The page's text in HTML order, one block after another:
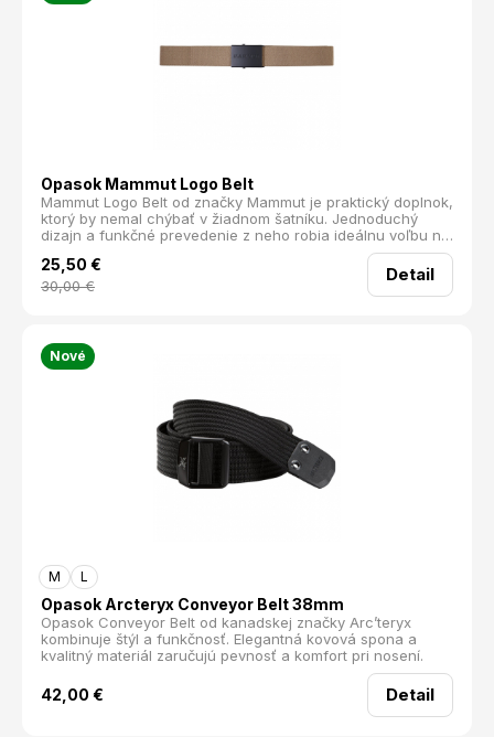
Opasok Mammut Logo Belt
Mammut Logo Belt od značky Mammut je praktický doplnok,
ktorý by nemal chýbať v žiadnom šatníku. Jednoduchý
dizajn a funkčné prevedenie z neho robia ideálnu voľbu na
25,50 €
30,00€
Detail
Nové
M L
Opasok Arcteryx Conveyor Belt 38mm
Opasok Conveyor Belt od kanadskej značky Arc’teryx
kombinuje štýl a funkčnosť. Elegantná kovová spona a
kvalitný materiál zaručujú pevnosť a komfort pri nosení.
42,00 € Detail